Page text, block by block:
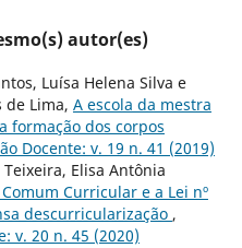
autor(es)
Luísa Helena Silva e
de Lima, A escola da mestra
formação dos corpos
Docente: v. 19 n. 41 (2019)
Elisa Antônia
Curricular e a Lei nº
descurricularização ,
v. 20 n. 45 (2020)